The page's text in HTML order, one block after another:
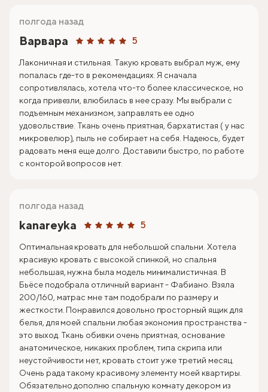
Варвара 5
полгода назад
Лаконичная и стильная. Такую кровать выбрал муж, ему
попалась где-то в рекомендациях. Я сначала
сопротивлялась, хотела что-то более классическое, но
когда привезли, влюбилась в нее сразу. Мы выбрали с
подъемным механизмом, заправлять ее одно
удовольствие. Ткань очень приятная, бархатистая ( у нас
микровелюр), пыль не собирает на себя. Надеюсь, будет
радовать меня еще долго. Доставили быстро, по работе
с конторой вопросов нет.
kanareyka 5
полгода назад
Оптимальная кровать для небольшой спальни. Хотела
красивую кровать с высокой спинкой, но спальня
небольшая, нужна была модель минималистичная. В
Бьёсе подобрала отличный вариант - Фабиано. Взяла
200/160, матрас мне там подобрали по размеру и
жесткости. Понравился довольно просторный ящик для
белья, для моей спальни любая экономия пространства -
это выход. Ткань обивки очень приятная, основание
анатомическое, никаких проблем, типа скрипа или
неустойчивости нет, кровать стоит уже третий месяц.
Очень рада такому красивому элементу моей квартиры.
Обязательно дополню спальную комнату декором из